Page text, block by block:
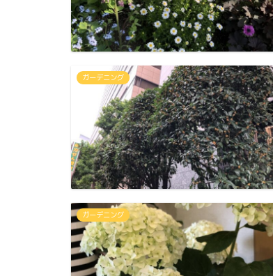
ガーデニング
ガーデニング